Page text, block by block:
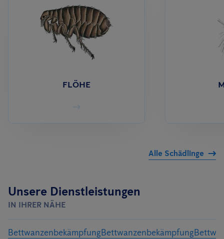
FLÖHE
Alle Schädlinge
Unsere Dienstleistungen
IN IHRER NÄHE
BettwanzenbekämpfungBettwanzenbekämpfung